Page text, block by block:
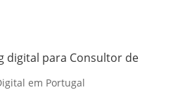
digital para Consultor de
em Portugal